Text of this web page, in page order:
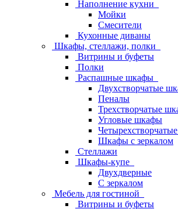
Наполнение кухни
Мойки
Смесители
Кухонные диваны
Шкафы, стеллажи, полки
Витрины и буфеты
Полки
Распашные шкафы
Двухстворчатые
Пеналы
Трехстворчатые
Угловые шкафы
Шкафы с зеркалом
Стеллажи
Шкафы-купе
Двухдверные
С зеркалом
Мебель для гостиной
Витрины и буфеты